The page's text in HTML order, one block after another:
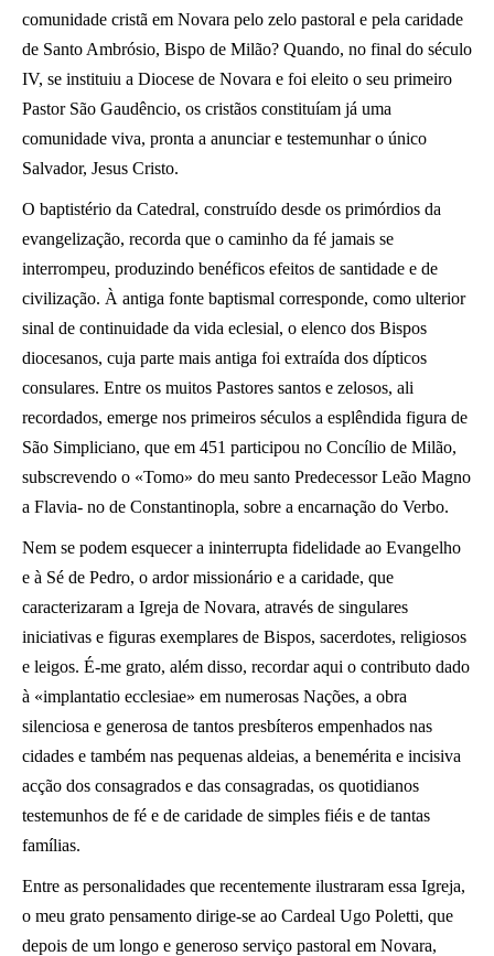
comunidade cristã em Novara pelo zelo pastoral e pela caridade
de Santo Ambrósio, Bispo de Milão? Quando, no final do século
IV, se instituiu a Diocese de Novara e foi eleito o seu primeiro
Pastor São Gaudêncio, os cristãos constituíam já uma
comunidade viva, pronta a anunciar e testemunhar o único
Salvador, Jesus Cristo.
O baptistério da Catedral, construído desde os primórdios da
evangelização, recorda que o caminho da fé jamais se
interrompeu, produzindo benéficos efeitos de santidade e de
civilização. À antiga fonte baptismal corresponde, como ulterior
sinal de continuidade da vida eclesial, o elenco dos Bispos
diocesanos, cuja parte mais antiga foi extraída dos dípticos
consulares. Entre os muitos Pastores santos e zelosos, ali
recordados, emerge nos primeiros séculos a esplêndida figura de
São Simpliciano, que em 451 participou no Concílio de Milão,
subscrevendo o «Tomo» do meu santo Predecessor Leão Magno
a Flavia- no de Constantinopla, sobre a encarnação do Verbo.
Nem se podem esquecer a ininterrupta fidelidade ao Evangelho
e à Sé de Pedro, o ardor missionário e a caridade, que
caracterizaram a Igreja de Novara, através de singulares
iniciativas e figuras exemplares de Bispos, sacerdotes, religiosos
e leigos. É-me grato, além disso, recordar aqui o contributo dado
à «implantatio ecclesiae» em numerosas Nações, a obra
silenciosa e generosa de tantos presbíteros empenhados nas
cidades e também nas pequenas aldeias, a benemérita e incisiva
acção dos consagrados e das consagradas, os quotidianos
testemunhos de fé e de caridade de simples fiéis e de tantas
famílias.
Entre as personalidades que recentemente ilustraram essa Igreja,
o meu grato pensamento dirige-se ao Cardeal Ugo Poletti, que
depois de um longo e generoso serviço pastoral em Novara,